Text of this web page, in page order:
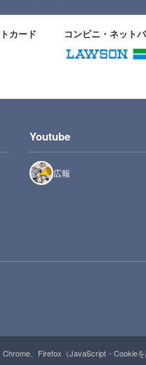
カード コンビニ・ネット
Youtube
広報
、Firefox（JavaScript・Cookie